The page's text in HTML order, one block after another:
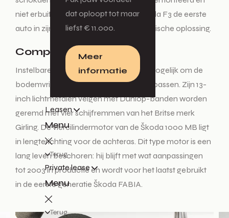
dat oploopt tot maar
liefst € 11.000.
Meer
informatie
Leasen
Menu
Terug
Private lease
Menu
Terug
niet erbuiten. Naar het schijnt is de Škoda F3 de eerste
auto in zijn klasse met deze aerodynamische oplossing.
Compact, licht en krap
Instelbare schokdempers maken het mogelijk om de
bodemvrijheid van de Škoda F3 aan te passen. Zijn 13-
inch lichtmetalen velgen met Dunlop-banden worden
geremd met vier schijfremmen van het Britse merk
Girling. De viercilindermotor van de Škoda 1000 MB ligt
in lengterichting voor de achteras. Dit type motor is een
lang leven beschoren: hij blijft met wat aanpassingen
tot 2003 in productie en wordt voor het laatst gebruikt
in de eerste generatie Škoda FABIA.